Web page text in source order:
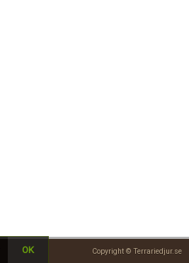
Copyright © Terrariedjur.se
OK